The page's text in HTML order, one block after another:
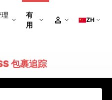
有
用
ZH
包裹追踪